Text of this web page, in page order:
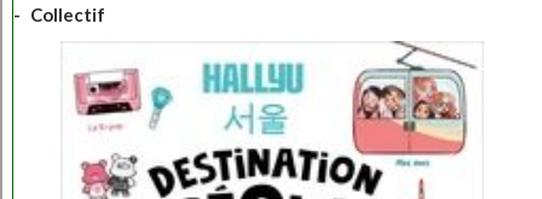
Collectif